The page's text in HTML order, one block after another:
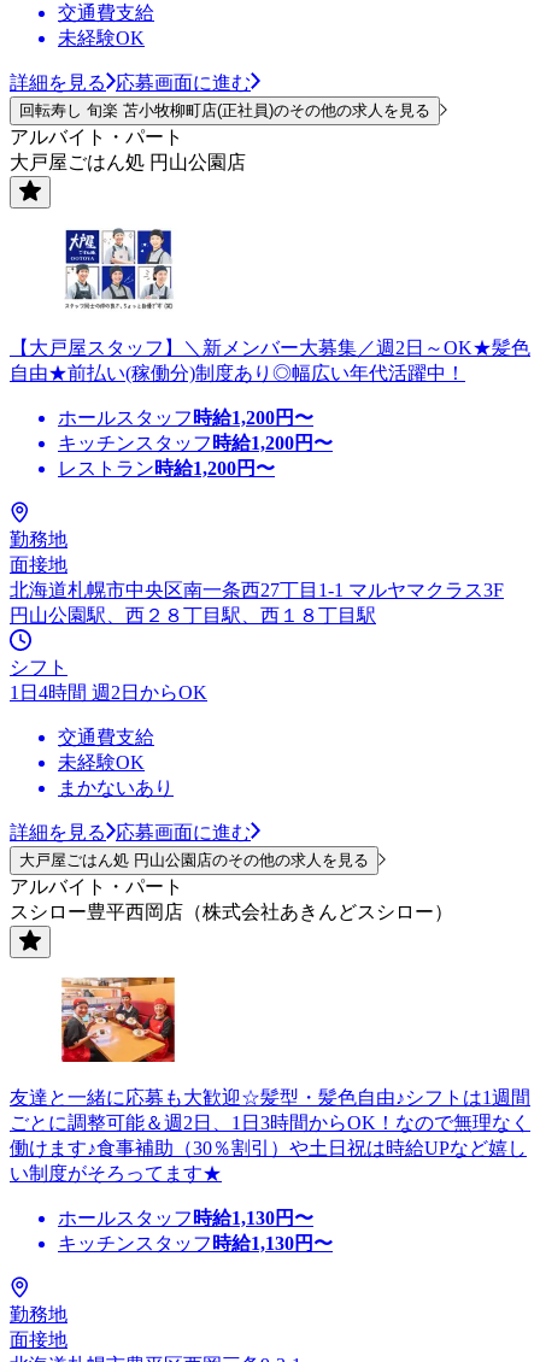
交通費支給
未経験OK
詳細を見る 応募画面に進む
回転寿し 旬楽 苫小牧柳町店(正社員)のその他の求人を見る
アルバイト・パート
大戸屋ごはん処 円山公園店
【大戸屋スタッフ】＼新メンバー大募集／週2日～OK★髪色
自由★前払い(稼働分)制度あり◎幅広い年代活躍中！
ホールスタッフ 時給1,200円〜
キッチンスタッフ 時給1,200円〜
レストラン時給1,200円〜
勤務地
面接地
北海道札幌市中央区南一条西27丁目1-1 マルヤマクラス3F
円山公園駅、西２８丁目駅、西１８丁目駅
シフト
1日4時間 週2日からOK
交通費支給
未経験OK
まかないあり
詳細を見る 応募画面に進む
大戸屋ごはん処 円山公園店のその他の求人を見る
アルバイト・パート
スシロー豊平西岡店（株式会社あきんどスシロー）
友達と一緒に応募も大歓迎☆髪型・髪色自由♪シフトは1週間
ごとに調整可能＆週2日、1日3時間からOK！なので無理なく
働けます♪食事補助（30％割引）や土日祝は時給UPなど嬉し
い制度がそろってます★
ホールスタッフ 時給1,130円〜
キッチンスタッフ 時給1,130円〜
勤務地
面接地